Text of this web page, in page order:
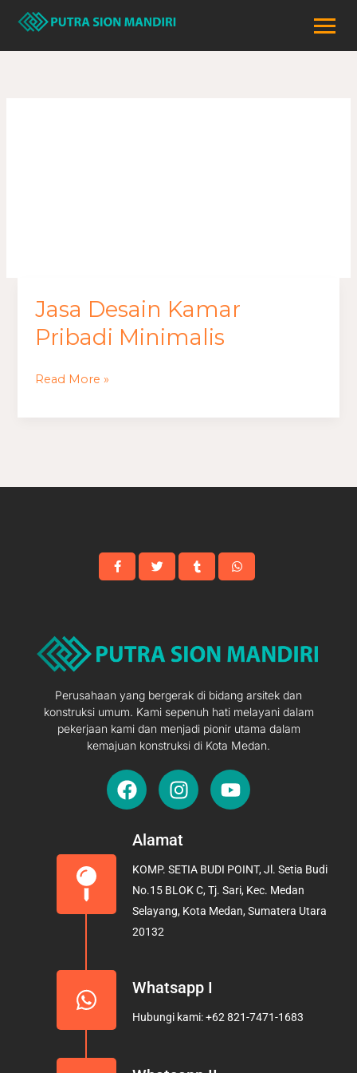
Lewati
konten
Jasa Desain Kamar
Pribadi Minimalis
Jasa
Desain
Kamar
Read More »
Perusahaan yang bergerak di bidang arsitek dan
konstruksi umum. Kami sepenuh hati melayani dalam
pekerjaan kami dan menjadi pionir utama dalam
kemajuan konstruksi di Kota Medan.
F
a
e
o
o
k
I
n
t
g
r
a
Y
o
b
e
Alamat
KOMP. SETIA BUDI POINT, Jl. Setia Budi
No.15 BLOK C, Tj. Sari, Kec. Medan
Selayang, Kota Medan, Sumatera Utara
20132
Whatsapp I
Hubungi kami: +62 821-7471-1683